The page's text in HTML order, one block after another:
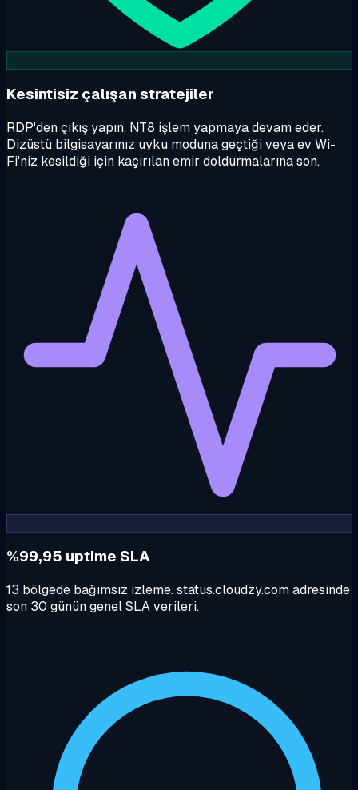
Kesintisiz çalışan stratejiler
RDP'den çıkış yapın, NT8 işlem yapmaya devam eder.
Dizüstü bilgisayarınız uyku moduna geçtiği veya ev Wi-
Fi'niz kesildiği için kaçırılan emir doldurmalarına son.
%99,95 uptime SLA
13 bölgede bağımsız izleme. status.cloudzy.com adresinde
son 30 günün genel SLA verileri.